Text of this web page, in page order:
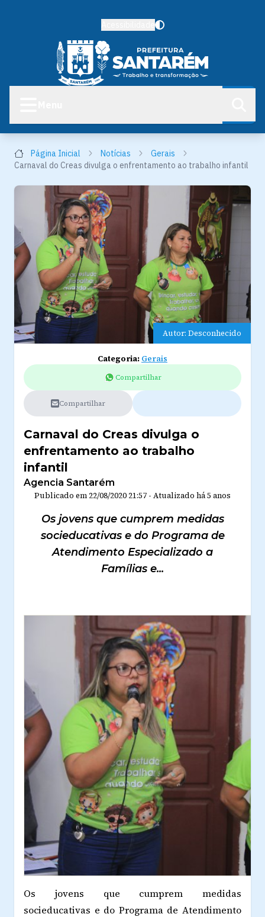
Página Inicial Notícias
Gerais
Carnaval do Creas divulga o enfrentamento ao trabalho infantil
Autor: Desconhecido
Categoria: Gerais
Compartilhar
Compartilhar
Carnaval do Creas divulga o
enfrentamento ao trabalho
infantil
Agencia Santarém
Publicado em 22/08/2020 21:57 - Atualizado há 5 anos
Os jovens que cumprem medidas
socieducativas e do Programa de
Atendimento Especializado a
Famílias e...
Os jovens que cumprem medidas
socieducativas e do Programa de Atendimento